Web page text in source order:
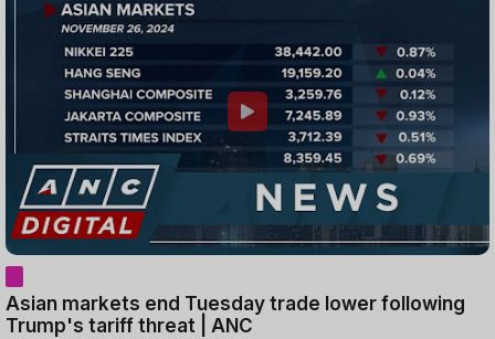
Asian markets end Tuesday trade lower following
Trump's tariff threat | ANC